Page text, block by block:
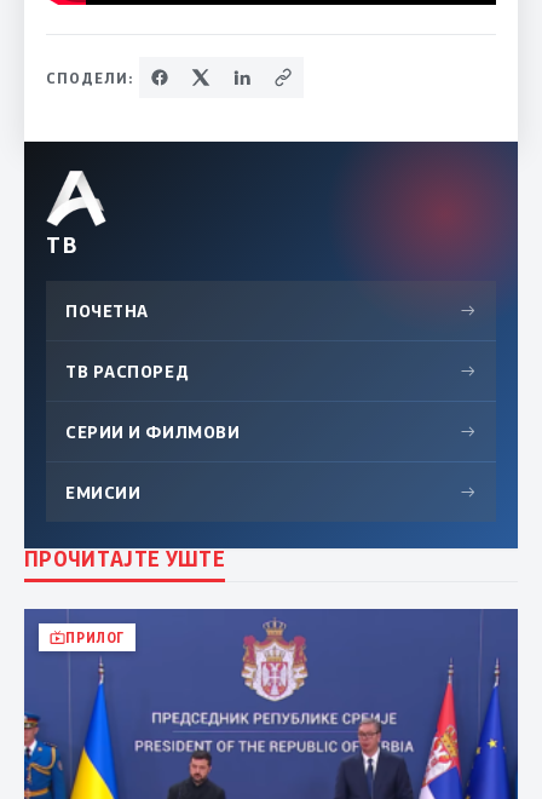
СПОДЕЛИ:
ТВ
ПОЧЕТНА →
ТВ РАСПОРЕД →
СЕРИИ И ФИЛМОВИ →
ЕМИСИИ →
ПРОЧИТАЈТЕ УШТЕ
ПРИЛОГ